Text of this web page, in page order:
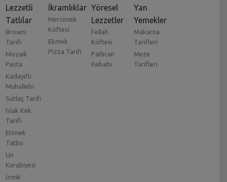
Lezzetli
Tatlılar
Browni
Tarifi
Mozaik
Pasta
Kadayıflı
Muhallebi
Sütlaç Tarifi
Islak Kek
Tarifi
Etimek
Tatlısı
Un
Kurabiyesi
İrmik
İkramlıklar
Mercimek
Köftesi
Ekmek
Pizza Tarifi
Yöresel
Lezzetler
Fellah
Köftesi
Patlıcan
Kebabı
Yan
Yemekler
Makarna
Tarifleri
Meze
Tarifleri